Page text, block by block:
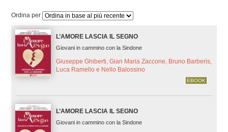
Ordina per
L’AMORE LASCIA IL SEGNO
Giovani in cammino con la Sindone
Giuseppe Ghiberti, Gian Maria Zaccone, Bruno Barberis,
Luca Ramello e Nello Balossino
EBOOK
L’AMORE LASCIA IL SEGNO
Giovani in cammino con la Sindone